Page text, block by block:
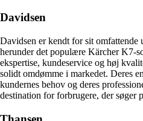
Davidsen
Davidsen er kendt for sit omfattende
herunder det populære Kärcher K7-
ekspertise, kundeservice og høj
solidt omdømme i markedet. Deres
kundernes behov og deres
destination for forbrugere, der søger